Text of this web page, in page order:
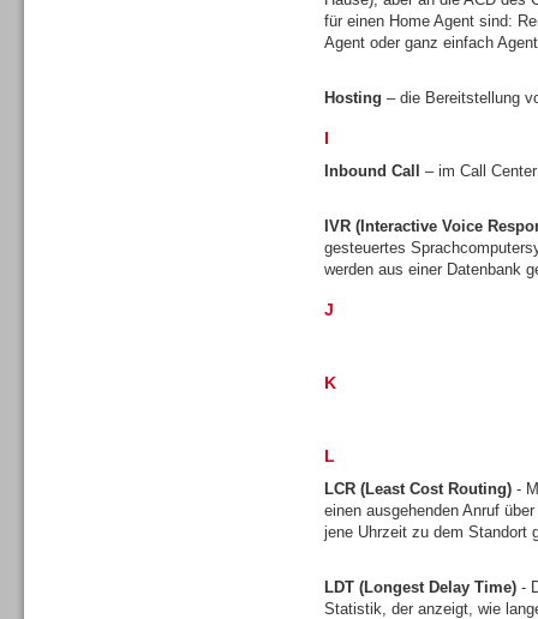
für einen Home Agent sind:
Agent oder ganz einfach
Hosting – die Bereitstellung
I
Inbound Call – im Call
IVR (Interactive Voice
gesteuertes
werden aus einer Datenbank
J
K
L
LCR (Least Cost Routing) -
einen ausgehenden Anruf
jene Uhrzeit zu dem Standort
LDT (Longest Delay Time) -
Statistik, der anzeigt, wie